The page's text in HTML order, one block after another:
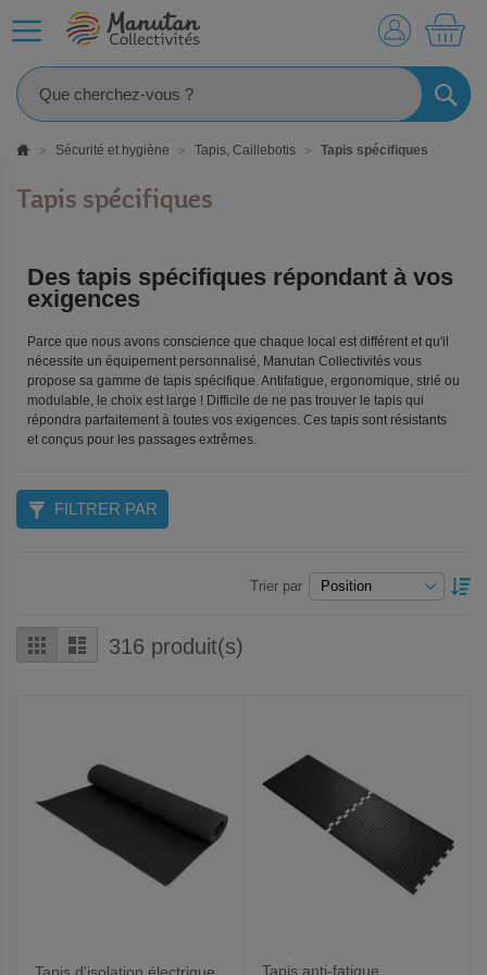
Sécurité et hygiène Tapis, Caillebotis Tapis spécifiques
Tapis spécifiques
Des tapis spécifiques répondant à vos
exigences
Parce que nous avons conscience que chaque local est différent et qu'il
nécessite un équipement personnalisé, Manutan Collectivités vous
propose sa gamme de tapis spécifique. Antifatigue, ergonomique, strié ou
modulable, le choix est large ! Difficile de ne pas trouver le tapis qui
répondra parfaitement à toutes vos exigences. Ces tapis sont résistants
et conçus pour les passages extrêmes.
Grille Liste316 produit(s)
Trier par
Tapis d'isolation électrique
Tapis anti-fatigue
FILTRER PAR